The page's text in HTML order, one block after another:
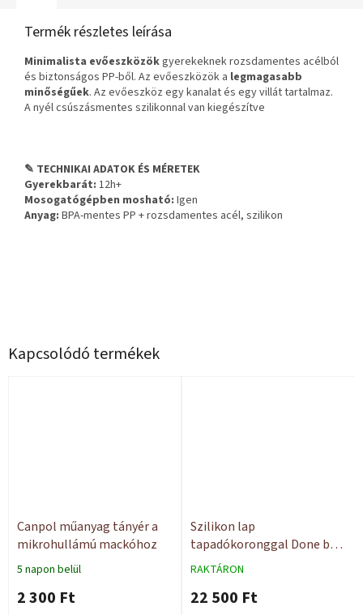
Kapcsolódó termékek
Canpol műanyag tányér a
mikrohullámú mackóhoz
5 napon belül
2 300 Ft
Szilikon lap
tapadókoronggal Done by
Deer
RAKTÁRON
22 500 Ft
Termék részletes leírása
Minimalista evőeszközökgyerekeknek rozsdamentes acélból
és biztonságos PP-ből. Az evőeszközök a legmagasabb
minőségűek. Az evőeszköz egy kanalat és egy villát tartalmaz.
A nyél csúszásmentes szilikonnal van kiegészítve
✎ TECHNIKAI ADATOK ÉS MÉRETEK
Gyerekbarát: 12h+
Mosogatógépben mosható: Igen
Anyag: BPA-mentes PP + rozsdamentes acél, szilikon